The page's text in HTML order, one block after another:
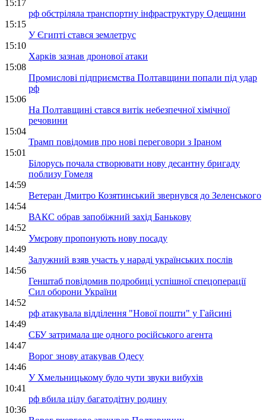
15:17
рф обстріляла транспортну інфраструктуру Одещини
15:15
У Єгипті стався землетрус
15:10
Харків зазнав дронової атаки
15:08
Промислові підприємства Полтавщини попали під удар
рф
15:06
На Полтавщині стався витік небезпечної хімічної
речовини
15:04
Трамп повідомив про нові переговори з Іраном
15:01
Білорусь почала створювати нову десантну бригаду
поблизу Гомеля
14:59
Ветеран Дмитро Козятинський звернувся до Зеленського
14:54
ВАКС обрав запобіжний захід Банькову
14:52
Умєрову пропонують нову посаду
14:49
Залужний взяв участь у нараді українських послів
14:56
Генштаб повідомив подробиці успішної спецоперації
Сил оборони України
14:52
рф атакувала відділення "Нової пошти" у Гайсині
14:49
СБУ затримала ще одного російського агента
14:47
Ворог знову атакував Одесу
14:46
У Хмельницькому було чути звуки вибухів
10:41
рф вбила цілу багатодітну родину
10:36